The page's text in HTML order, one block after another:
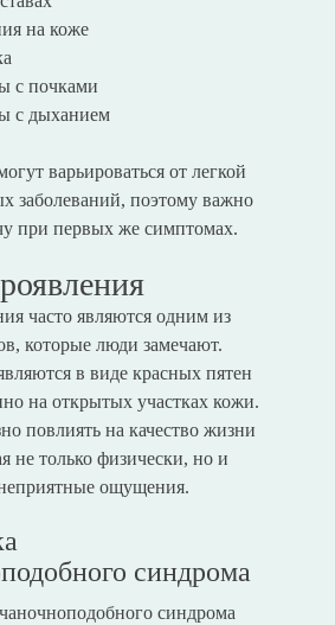
на коже
с почками
с дыханием
варьироваться от легкой
заболеваний, поэтому важно
при первых же симптомах.
часто являются одним из
которые люди замечают.
в виде красных пятен
на открытых участках кожи.
повлиять на качество жизни
не только физически, но и
ощущения.
синдрома
синдрома